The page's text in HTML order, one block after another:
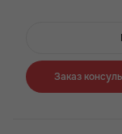
Заказ